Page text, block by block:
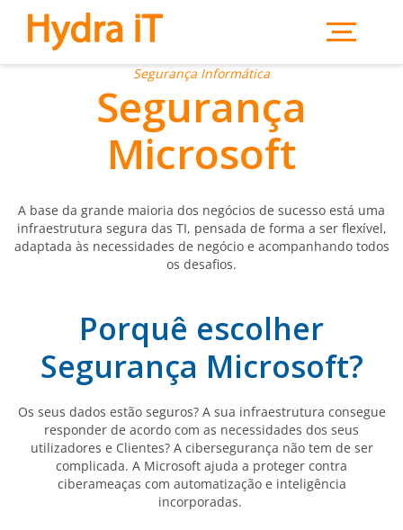
Segurança Informática
Segurança
Microsoft
A base da grande maioria dos negócios de sucesso está uma
infraestrutura segura das TI, pensada de forma a ser flexível,
adaptada às necessidades de negócio e acompanhando todos
os desafios.
Porquê escolher
Segurança Microsoft?
Os seus dados estão seguros? A sua infraestrutura consegue
responder de acordo com as necessidades dos seus
utilizadores e Clientes? A cibersegurança não tem de ser
complicada. A Microsoft ajuda a proteger contra
ciberameaças com automatização e inteligência
incorporadas.